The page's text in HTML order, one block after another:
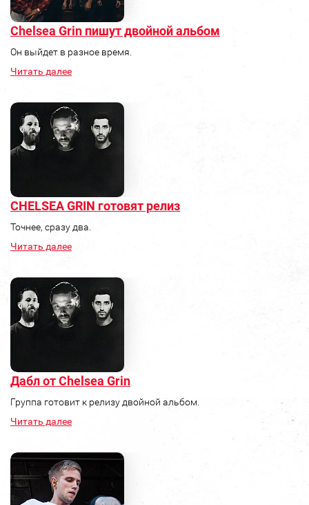
Chelsea Grin пишут двойной альбом
Он выйдет в разное время.
Читать далее
CHELSEA GRIN готовят релиз
Точнее, сразу два.
Читать далее
Дабл от Chelsea Grin
Группа готовит к релизу двойной альбом.
Читать далее